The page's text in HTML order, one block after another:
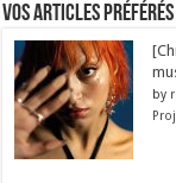
Vos articles préférés
by